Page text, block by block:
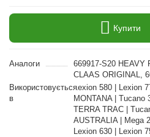
Купити
Аналоги
669917-S20 HEAVY
CLAAS ORIGINAL,
Використовується
в
Lexion 580 | Lexion
MONTANA | Tucano
TERRA TRAC |
AUSTRALIA | Mega
Lexion 630 | Lexion